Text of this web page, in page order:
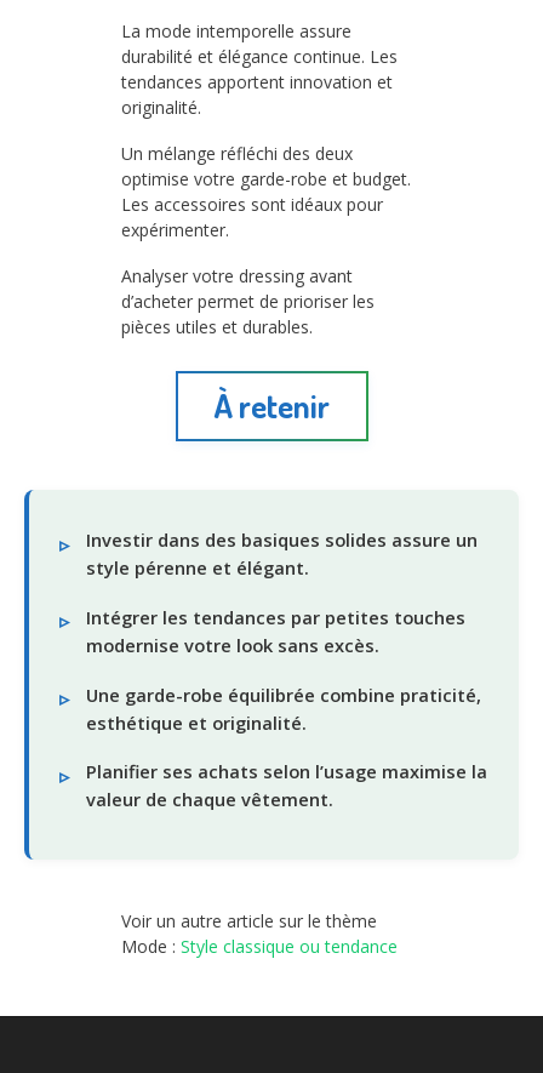
La mode intemporelle assure
durabilité et élégance continue. Les
tendances apportent innovation et
originalité.
Un mélange réfléchi des deux
optimise votre garde-robe et budget.
Les accessoires sont idéaux pour
expérimenter.
Analyser votre dressing avant
d’acheter permet de prioriser les
pièces utiles et durables.
À retenir
Investir dans des basiques solides assure un
style pérenne et élégant.
Intégrer les tendances par petites touches
modernise votre look sans excès.
Une garde-robe équilibrée combine praticité,
esthétique et originalité.
Planifier ses achats selon l’usage maximise la
valeur de chaque vêtement.
Voir un autre article sur le thème
Mode : Style classique ou tendance